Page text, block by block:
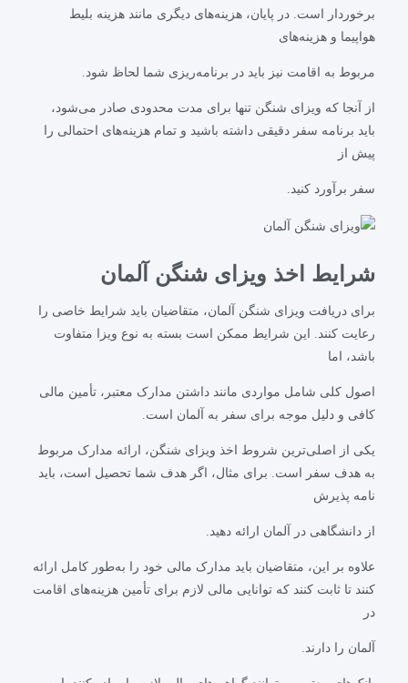
برخوردار است. در پایان، هزینه‌های دیگری مانند هزینه بلیط
هواپیما و هزینه‌های
مربوط به اقامت نیز باید در برنامه‌ریزی شما لحاظ شود.
از آنجا که ویزای شنگن تنها برای مدت محدودی صادر می‌شود،
باید برنامه سفر دقیقی داشته باشید و تمام هزینه‌های احتمالی را
پیش از
سفر برآورد کنید.
شرایط اخذ ویزای شنگن آلمان
برای دریافت ویزای شنگن آلمان، متقاضیان باید شرایط خاصی را
رعایت کنند. این شرایط ممکن است بسته به نوع ویزا متفاوت
باشد، اما
اصول کلی شامل مواردی مانند داشتن مدارک معتبر، تأمین مالی
کافی و دلیل موجه برای سفر به آلمان است.
یکی از اصلی‌ترین شروط اخذ ویزای شنگن، ارائه مدارک مربوط
به هدف سفر است. برای مثال، اگر هدف شما تحصیل است، باید
نامه پذیرش
از دانشگاهی در آلمان ارائه دهید.
علاوه بر این، متقاضیان باید مدارک مالی خود را به‌طور کامل ارائه
کنند تا ثابت کنند که توانایی مالی لازم برای تأمین هزینه‌های اقامت
در
آلمان را دارند.